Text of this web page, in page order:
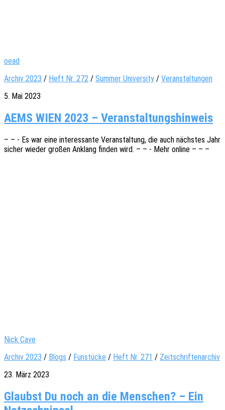
oead
Archiv 2023 / Heft Nr. 272 / Summer University / Veranstaltungen
5. Mai 2023
AEMS WIEN 2023 – Veranstaltungshinweis
– – - Es war eine inter­es­san­te Veran­stal­tung, die auch nächs­tes Jahr
sicher wieder großen Anklang finden wird. – – - Mehr online – – –
Nick Cave
Archiv 2023 / Blogs / Funstücke / Heft Nr. 271 / Zeitschriftenarchiv
23. März 2023
Glaubst Du noch an die Menschen? – Ein